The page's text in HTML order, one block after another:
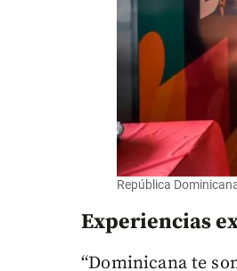
República
Experiencias
“Dominicana te